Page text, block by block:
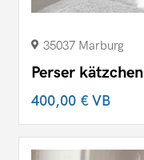
35037 Marburg
Perser kätzchen
400,00 €VB